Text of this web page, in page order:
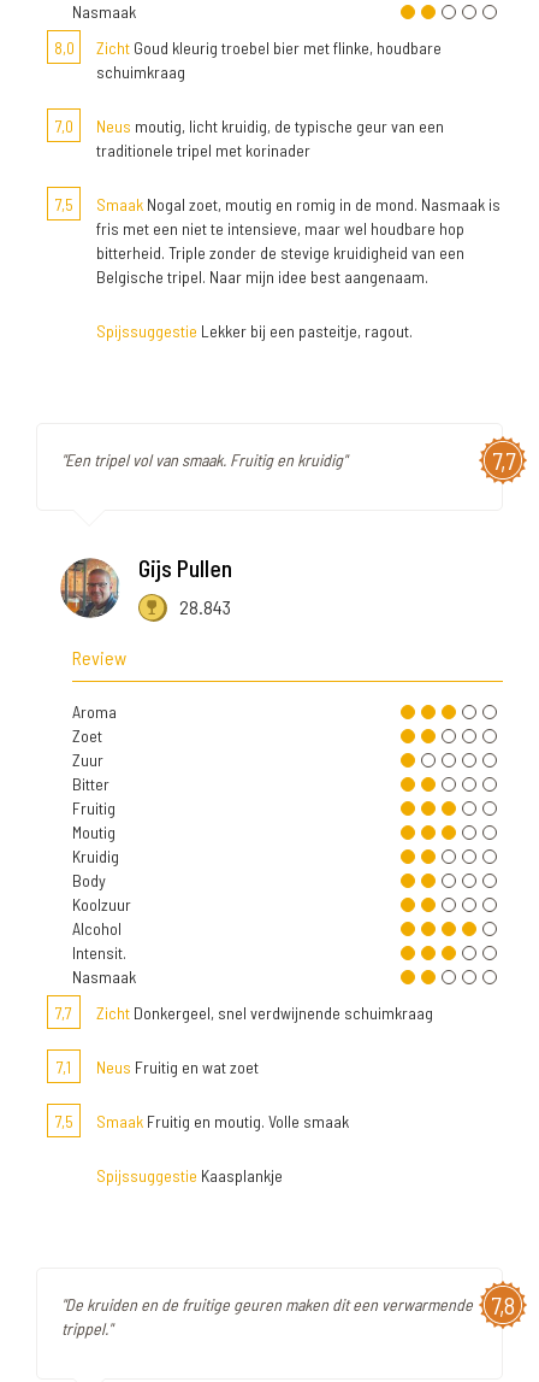
Nasmaak
8,0
Zicht Goud kleurig troebel bier met flinke, houdbare
schuimkraag
7,0 Neus moutig, licht kruidig, de typische geur van een
traditionele tripel met korinader
7,5 Smaak Nogal zoet, moutig en romig in de mond. Nasmaak is
fris met een niet te intensieve, maar wel houdbare hop
bitterheid. Triple zonder de stevige kruidigheid van een
Belgische tripel. Naar mijn idee best aangenaam.
Spijssuggestie Lekker bij een pasteitje, ragout.
7,7
"Een tripel vol van smaak. Fruitig en kruidig"
Gijs Pullen
28.843
Review
Aroma
Zoet
Zuur
Bitter
Fruitig
Moutig
Kruidig
Body
Koolzuur
Alcohol
Intensit.
Nasmaak
7,7
Zicht Donkergeel, snel verdwijnende schuimkraag
7,1 Neus Fruitig en wat zoet
7,5 Smaak Fruitig en moutig. Volle smaak
Spijssuggestie Kaasplankje
7,8
"De kruiden en de fruitige geuren maken dit een verwarmende
trippel."